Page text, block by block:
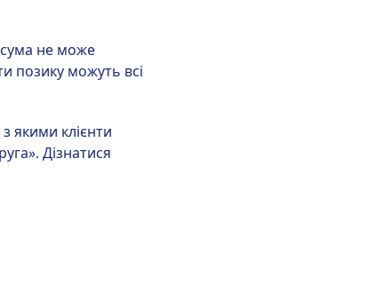
сума не може
позику можуть всі
якими клієнти
Дізнатися